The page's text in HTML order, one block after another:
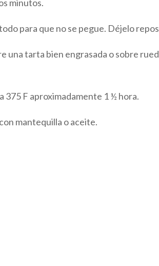
minutos.
para que no se pegue. Déjelo
una tarta bien engrasada o sobre
375 F aproximadamente 1 ½ hora.
mantequilla o aceite.